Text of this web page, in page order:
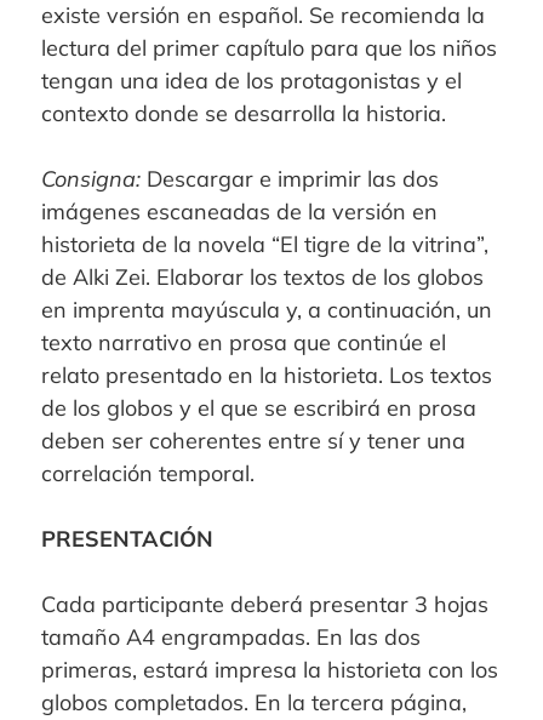
existe versión en español. Se recomienda la
lectura del primer capítulo para que los niños
tengan una idea de los protagonistas y el
contexto donde se desarrolla la historia.
Consigna: Descargar e imprimir las dos
imágenes escaneadas de la versión en
historieta de la novela “El tigre de la vitrina”,
de Alki Zei. Elaborar los textos de los globos
en imprenta mayúscula y, a continuación, un
texto narrativo en prosa que continúe el
relato presentado en la historieta. Los textos
de los globos y el que se escribirá en prosa
deben ser coherentes entre sí y tener una
correlación temporal.
PRESENTACIÓN
Cada participante deberá presentar 3 hojas
tamaño A4 engrampadas. En las dos
primeras, estará impresa la historieta con los
globos completados. En la tercera página,